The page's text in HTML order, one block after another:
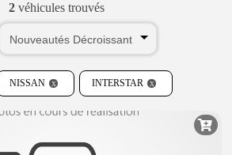
2véhicules trouvés
NISSAN INTERSTAR